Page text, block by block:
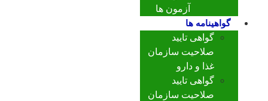
آزمون ها
گواهینامه ها
گواهی تایید
صلاحیت سازمان
غذا و دارو
گواهی تایید
صلاحیت سازمان